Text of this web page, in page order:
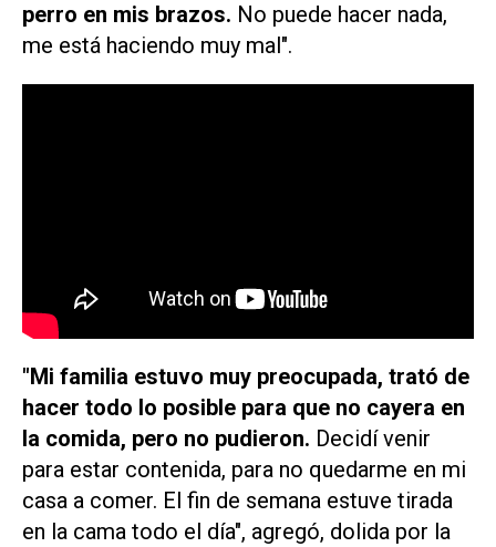
perro en mis brazos. No puede hacer nada,
me está haciendo muy mal".
"Mi familia estuvo muy preocupada, trató de
hacer todo lo posible para que no cayera en
la comida, pero no pudieron. Decidí venir
para estar contenida, para no quedarme en mi
casa a comer. El fin de semana estuve tirada
en la cama todo el día", agregó, dolida por la